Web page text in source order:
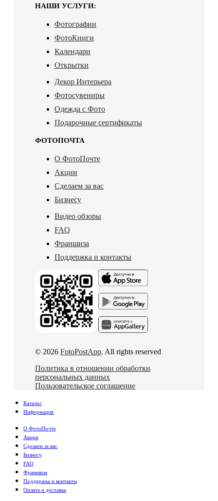
НАШИ УСЛУГИ:
Фотографии
ФотоКниги
Календари
Открытки
Декор Интерьера
Фотосувениры
Одежда с Фото
Подарочные сертификаты
ФОТОПОЧТА
О ФотоПочте
Акции
Сделаем за вас
Бизнесу
Видео обзоры
FAQ
Франшиза
Поддержка и контакты
© 2026 FotoPostApp. All rights reserved
Политика в отношении обработки
персональных данных
Пользовательское соглашение
Каталог
Информация
О ФотоПочте
Акции
Сделаем за вас
Бизнесу
FAQ
Франшиза
Поддержка и контакты
Оплата и доставка